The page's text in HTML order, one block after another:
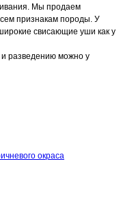
Мы продаем
признакам породы. У
свисающие уши как у
разведению можно у
окраса